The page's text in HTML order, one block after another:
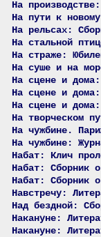
На
На пути к
На рельсах:
На стальной
На страже:
На суше и на
На сцене и
На сцене и
На сцене и
На творческом
На чужбине.
На чужбине:
Набат: Клич
Набат: Сборник
Набат: Сборник
Навстречу:
Над бездной:
Накануне:
Накануне: